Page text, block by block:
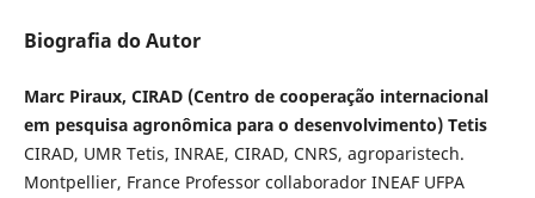
Biografia do Autor
Marc Piraux, CIRAD (Centro de cooperação internacional
em pesquisa agronômica para o desenvolvimento) Tetis
CIRAD, UMR Tetis, INRAE, CIRAD, CNRS, agroparistech.
Montpellier, France Professor collaborador INEAF UFPA